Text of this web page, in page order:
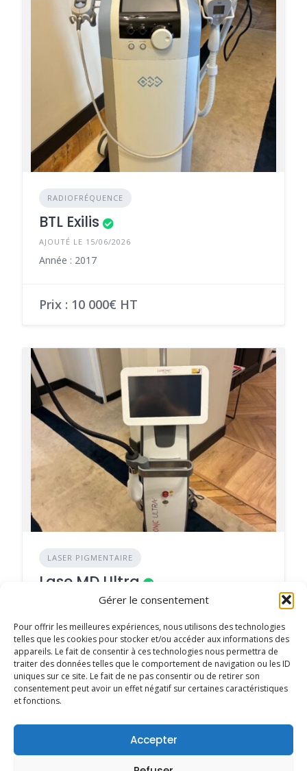
Gérer le consentement
Pour offrir les meilleures expériences, nous utilisons des technologies
telles que les cookies pour stocker et/ou accéder aux informations des
appareils. Le fait de consentir à ces technologies nous permettra de
traiter des données telles que le comportement de navigation ou les ID
uniques sur ce site. Le fait de ne pas consentir ou de retirer son
consentement peut avoir un effet négatif sur certaines caractéristiques
et fonctions.
Accepter
RADIOFRÉQUENCE
BTL Exilis
AJOUTÉ LE 15/06/2026
Année : 2017
Prix : 10 000€ HT
LASER PIGMENTAIRE
Lase MD Ultra
AJOUTÉ LE 15/06/2026
Année : 2022
Prix : 22 000€ HT
Pagination
des
1 2 … 11